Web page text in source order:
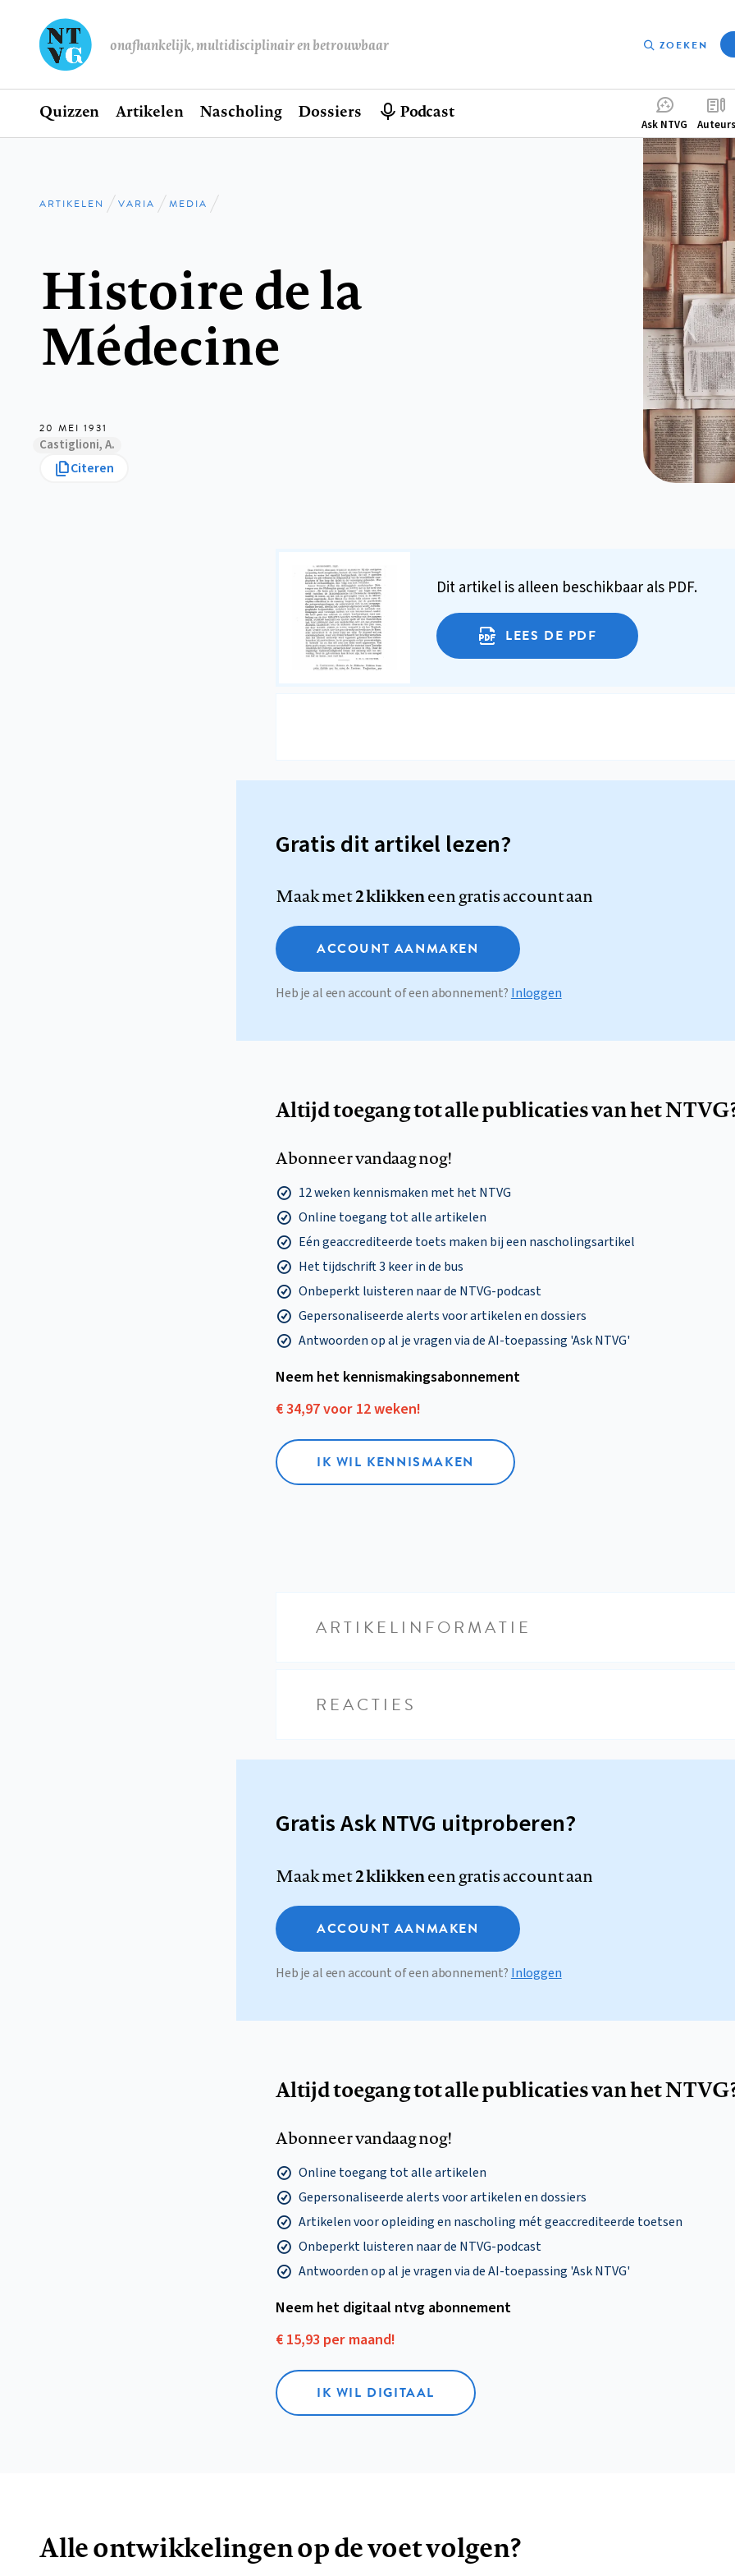
onafhankelijk, multidisciplinair en betrouwbaar ZOEKEN
Hoofdnavigatie
Home
Quizzen Artikelen Nascholing Dossiers Podcast
menu
Ask NTVG Auteurs
Kruimelpad
ARTIKELEN VARIA MEDIA
Histoire de la
Médecine
20 MEI 1931
Castiglioni, A.
Citeren
Dit artikel is alleen beschikbaar als PDF.
LEES DE PDF
Gratis dit artikel lezen?
Maak met2 klikkeneen gratis account aan
ACCOUNT AANMAKEN
Heb je al een account of een abonnement? Inloggen
Altijd toegang tot alle publicaties van het
Abonneer vandaag nog!
12 weken kennismaken met het NTVG
Online toegang tot alle artikelen
Eén geaccrediteerde toets maken bij een nascholingsartikel
Het tijdschrift 3 keer in de bus
Onbeperkt luisteren naar de NTVG-podcast
Gepersonaliseerde alerts voor artikelen en dossiers
Antwoorden op al je vragen via de AI-toepassing 'Ask NTVG'
Neem het kennismakings­abonnement
€ 34,97 voor 12 weken!
IK WIL KENNISMAKEN
ARTIKELINFORMATIE
REACTIES
Gratis Ask NTVG uitproberen?
Maak met2 klikkeneen gratis account aan
ACCOUNT AANMAKEN
Heb je al een account of een abonnement? Inloggen
Altijd toegang tot alle publicaties van het
Abonneer vandaag nog!
Online toegang tot alle artikelen
Gepersonaliseerde alerts voor artikelen en dossiers
Artikelen voor opleiding en nascholing mét geaccrediteerde toetsen
Onbeperkt luisteren naar de NTVG-podcast
Antwoorden op al je vragen via de AI-toepassing 'Ask NTVG'
Neem het digitaal ntvg abonnement
€ 15,93 per maand!
IK WIL DIGITAAL
Alle ontwikkelingen op de voet volgen?